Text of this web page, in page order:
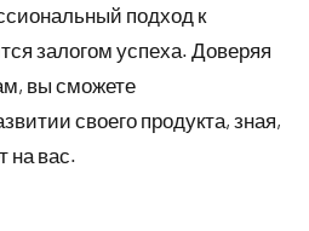
подход к
залогом успеха. Доверяя
вы сможете
своего продукта, зная,
на вас.